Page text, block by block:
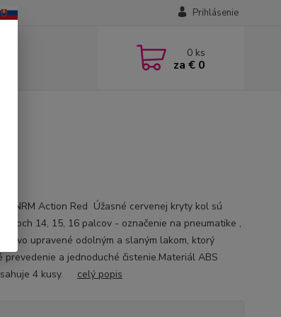
Prihlásenie
0 ks
za € 0
NRM Action Red Úžasné cervenej kryty kol sú
14, 15, 16 palcov - označenie na pneumatike ,
upravené odolným a slaným lakom, ktorý
prevedenie a jednoduché čistenie.Materiál ABS
4 kusy. celý popis